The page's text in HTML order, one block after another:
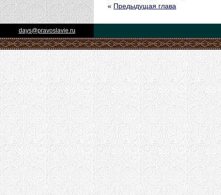
« Предыдущая глава
days@pravoslavie.ru